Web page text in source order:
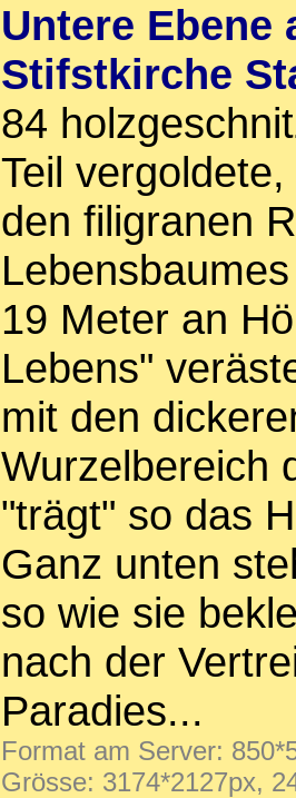
Untere Ebene
Stifstkirche
84
Teil
den filigranen
19 Meter an
Lebens"
mit den
Wurzelbereich
"trägt" so das
Ganz unten
so wie sie
nach der
Paradies...
Format am Server:
Grösse: 3174*2127px,